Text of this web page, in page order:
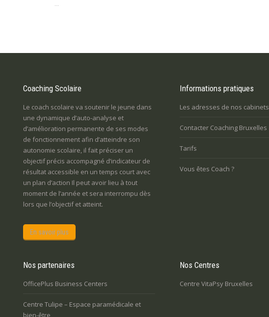
...
Coaching Scolaire
Le coach scolaire va soutenir le jeune dans
une dynamique d’auto-analyse et
d’amélioration permanente de ses modes
de fonctionnement afin d’atteindre son
autonomie scolaire, il fait préciser un
objectif précis accompagné d’indicateur de
résultat accessible en un temps court avec
un plan d’action Il peut avoir lieu à tout
moment de l’année et sera interrompu dès
lors que l’objectif et atteint.
En savoir plus
Informations pratiques
Les adresses de nos cabinets
Contacter Coaching Bruxelles
Tarifs
Vous êtes Coach ?
Nos partenaires
OfficePlus Business Centers
Centre Tulipe – Espace paramédicale et
bien-être
Nos Centres
Centre VitaPsy Bruxelles